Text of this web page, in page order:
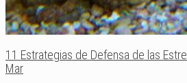
11 Estrategias de Defensa de las
Mar